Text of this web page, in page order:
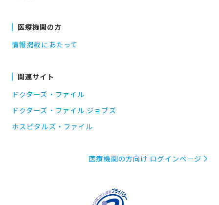
医療機関の方
情報掲載にあたって
関連サイト
ドクターズ・ファイル
ドクターズ・ファイル ジョブズ
ホスピタルズ・ファイル
医療機関の方向け ログインページ